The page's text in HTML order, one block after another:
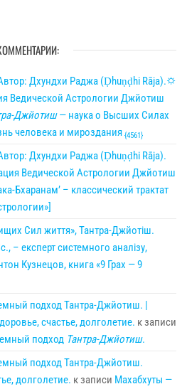
Дхундхи Раджа (Ḍhuṇḍhi Rāja).🌣
Ведической Астрологии Джйотиш
Джйотиш— наука о Высших Силах
человека и мироздания {4561}
Дхундхи Раджа (Ḍhuṇḍhi Rāja).
Ведической Астрологии Джйотиш
Бхаранам’ – классический трактат
Сил життя», Тантра-Джйотіш.
– експерт системного аналізу,
Кузнецов, книга «9 Грах — 9
подход Тантра-Джйотиш. |
счастье, долголетие. к записи
подход Тантра-Джйотиш.
подход Тантра-Джйотиш.
долголетие. к записи Махабхуты —